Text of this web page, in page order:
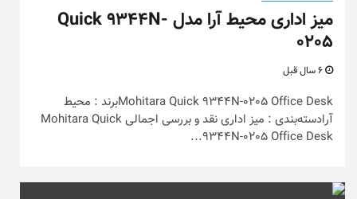
میز اداری محیط آرا مدل Quick 9344N-
0205
Mohitara Quick 9344N-0205 Office Deskبرند : محیط
آرادسته‌بندی : میز اداری نقد و بررسی اجمالی Mohitara Quick
9344N-0205 Office Desk...